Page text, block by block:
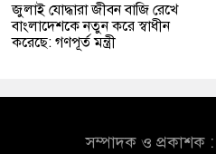
জুলাই যোদ্ধারা জীবন বাজি রেখে
বাংলাদেশকে নতুন করে স্বাধীন
করেছে: গণপূর্ত মন্ত্রী
সম্পাদক ও প্রকাশক